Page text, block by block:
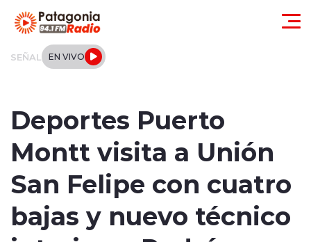
SEÑAL EN VIVO
Regionales
Tendencias
Internacional
Deportes Puerto
Montt visita a Unión
San Felipe con cuatro
bajas y nuevo técnico